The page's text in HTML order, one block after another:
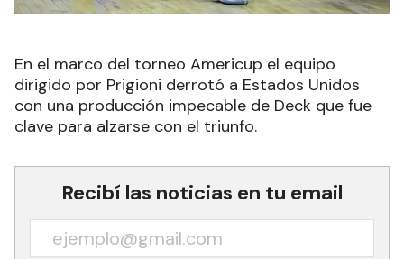
En el marco del torneo Americup el equipo
dirigido por Prigioni derrotó a Estados Unidos
con una producción impecable de Deck que fue
clave para alzarse con el triunfo.
Recibí las noticias en tu email